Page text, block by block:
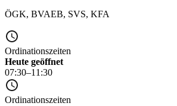
ÖGK, BVAEB, SVS, KFA
Ordinationszeiten
Heute geöffnet
07:30–11:30
Ordinationszeiten